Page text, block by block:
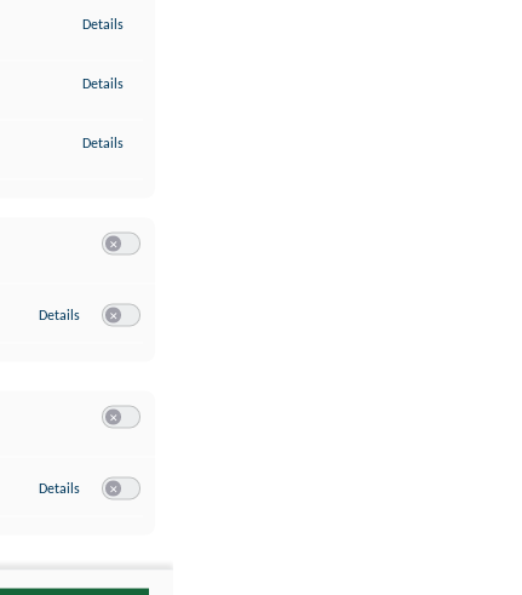
Details
Details
Details
Details zu Google Analytics
Details zu YouTube